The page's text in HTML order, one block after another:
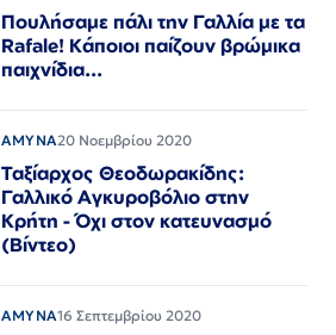
Πουλήσαμε πάλι την Γαλλία με τα
Rafale! Κάποιοι παίζουν βρώμικα
παιχνίδια...
ΑΜΥΝΑ20 Νοεμβρίου 2020
Ταξίαρχος Θεοδωρακίδης:
Γαλλικό Αγκυροβόλιο στην
Κρήτη - Όχι στον κατευνασμό
(Βίντεο)
ΑΜΥΝΑ16 Σεπτεμβρίου 2020